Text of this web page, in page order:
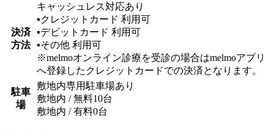
決済
方法
キャッシュレス対応あり
▪︎クレジットカード 利用可
▪︎デビットカード 利用可
▪︎その他 利用可
※melmoオンライン診療を受診の場合はmelmoアプリ
へ登録したクレジットカードでの決済となります。
駐車
場
敷地内専用駐車場あり
敷地内 / 無料10台
敷地内 / 有料0台